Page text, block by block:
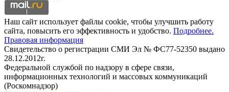
Наш сайт использует файлы cookie, чтобы улучшить работу
сайта, повысить его эффективность и удобство. Подробнее.
Правовая информация
Свидетельство о регистрации СМИ Эл № ФС77-52350 выдано
28.12.2012г.
Федеральной службой по надзору в сфере связи,
информационных технологий и массовых коммуникаций
(Роскомнадзор)